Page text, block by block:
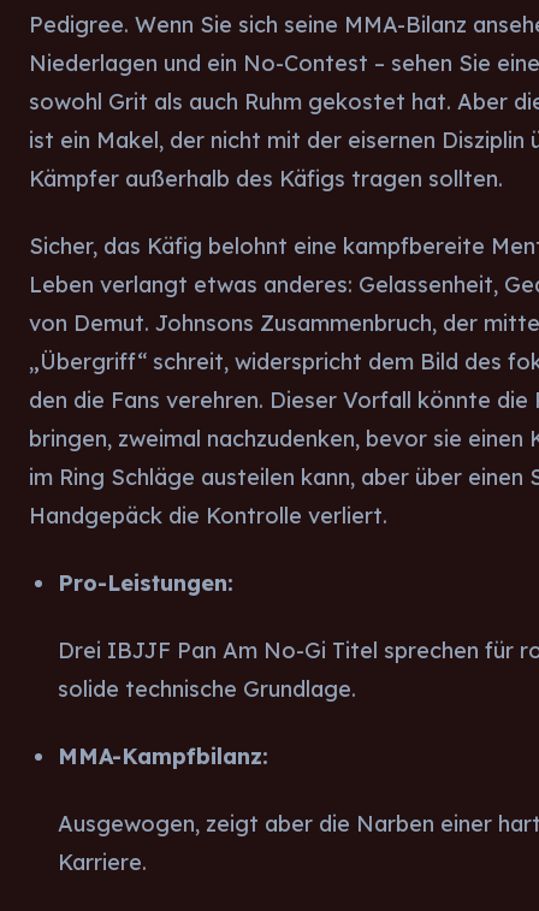
Pedigree. Wenn Sie sich seine MMA-Bilanz
Niederlagen und ein No-Contest – sehen Sie
sowohl Grit als auch Ruhm gekostet hat. Aber
ist ein Makel, der nicht mit der eisernen Disziplin
Kämpfer außerhalb des Käfigs tragen sollten.
Sicher, das Käfig belohnt eine kampfbereite
Leben verlangt etwas anderes: Gelassenheit,
von Demut. Johnsons Zusammenbruch, der
„Übergriff“ schreit, widerspricht dem Bild des
den die Fans verehren. Dieser Vorfall könnte
bringen, zweimal nachzudenken, bevor sie einen
im Ring Schläge austeilen kann, aber über einen
Handgepäck die Kontrolle verliert.
Pro-Leistungen:
Drei IBJJF Pan Am No-Gi Titel sprechen für
solide technische Grundlage.
MMA-Kampfbilanz:
Ausgewogen, zeigt aber die Narben einer
Karriere.